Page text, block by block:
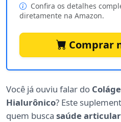
Confira os detalhes
diretamente na Amazon.
Comprar
Você já ouviu falar do
Hialurônico? Este
quem busca saúde articular